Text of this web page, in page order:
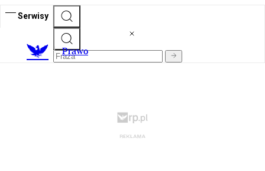
Serwisy
Prawo